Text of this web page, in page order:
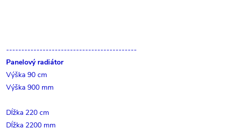
-------------------------------------------
Panelový radiátor
Výška 90 cm
Výška 900 mm
Dĺžka 220 cm
Dĺžka 2200 mm